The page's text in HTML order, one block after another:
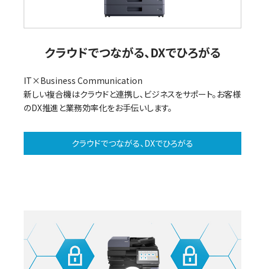
V
i
d
クラウドでつながる、DXでひろがる
IT×Business Communication
新しい複合機はクラウドと連携し、ビジネスをサポート。お客様
のDX推進と業務効率化をお手伝いします。
クラウドでつながる、DXでひろがる